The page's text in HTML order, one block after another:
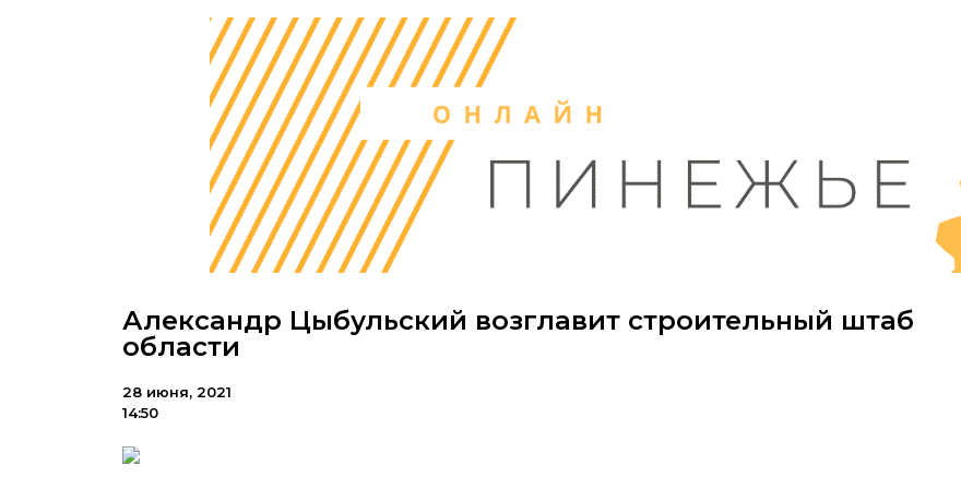
Александр Цыбульский возглавит строительный штаб
области
28 июня, 2021
14:50